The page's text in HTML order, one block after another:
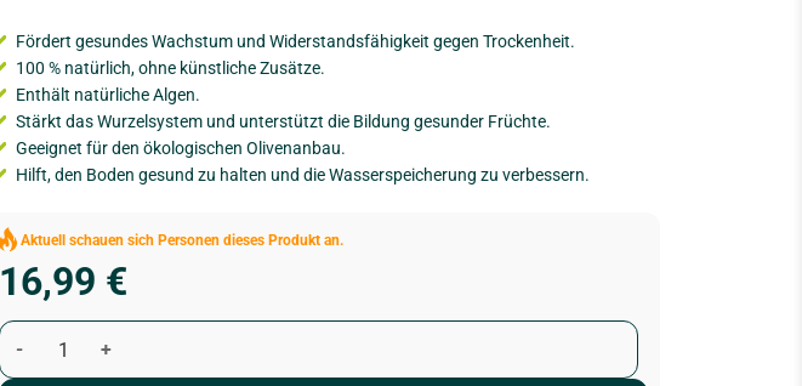
Fördert gesundes Wachstum und Widerstandsfähigkeit gegen Trockenheit.
100 % natürlich, ohne künstliche Zusätze.
Enthält natürliche Algen.
Stärkt das Wurzelsystem und unterstützt die Bildung gesunder Früchte.
Geeignet für den ökologischen Olivenanbau.
Hilft, den Boden gesund zu halten und die Wasserspeicherung zu verbessern.
Aktuell schauen sich Personen dieses Produkt an.
16,99 €